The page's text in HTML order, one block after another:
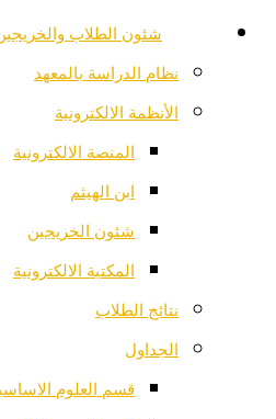
شئون الطلاب
نظام الدراسة بالمعهد
الأنظمة الالكترونية
المنصة الالكترونية
ابن الهيثم
شئون الخريجين
المكتبة الالكترونية
نتائج الطلاب
الجداول
قسم العلوم